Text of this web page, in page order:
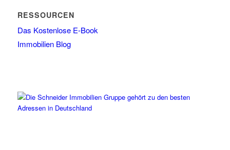
RESSOURCEN
Das Kostenlose E-Book
Immobilien Blog